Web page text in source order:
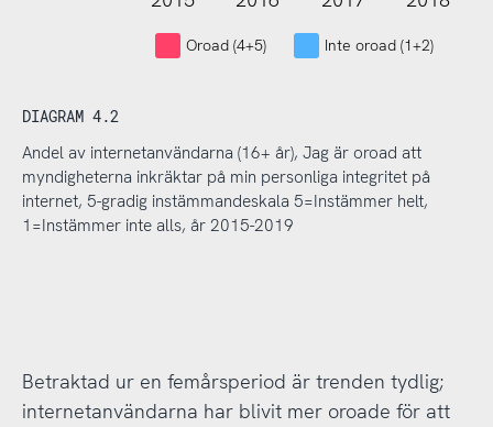
Oroad (4+5) Inte oroad (1+2)
DIAGRAM 4.2
Andel av internetanvändarna (16+ år), Jag är oroad att
myndigheterna inkräktar på min personliga integritet på
internet, 5-gradig instämmandeskala 5=Instämmer helt,
1=Instämmer inte alls, år 2015-2019
Betraktad ur en femårsperiod är trenden tydlig;
internetanvändarna har blivit mer oroade för att